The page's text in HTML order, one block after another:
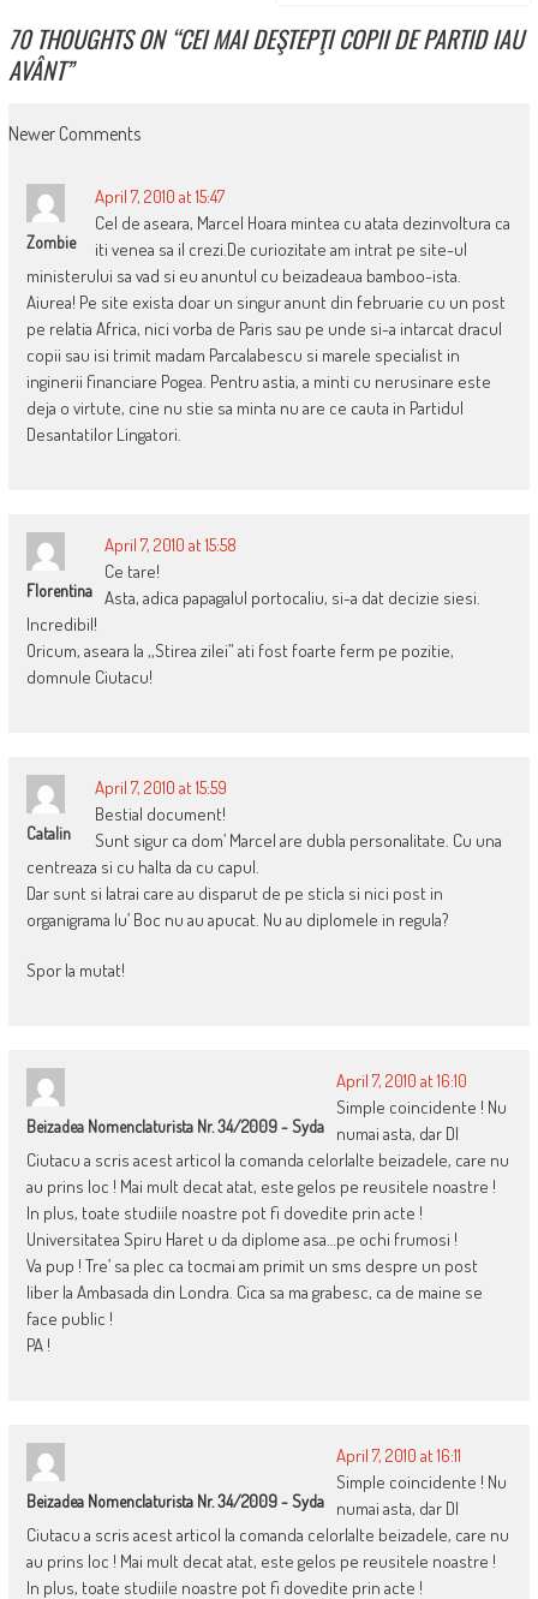
70 THOUGHTS ON “CEI MAI DEŞTEPŢI COPII DE PARTID IAU
AVÂNT”
COMMENT
NAVIGATION
Newer Comments
Zombie
April 7, 2010 at 15:47
Cel de aseara, Marcel Hoara mintea cu atata dezinvoltura ca
iti venea sa il crezi.De curiozitate am intrat pe site-ul
ministerului sa vad si eu anuntul cu beizadeaua bamboo-ista.
Aiurea! Pe site exista doar un singur anunt din februarie cu un post
pe relatia Africa, nici vorba de Paris sau pe unde si-a intarcat dracul
copii sau isi trimit madam Parcalabescu si marele specialist in
inginerii financiare Pogea. Pentru astia, a minti cu nerusinare este
deja o virtute, cine nu stie sa minta nu are ce cauta in Partidul
Desantatilor Lingatori.
Florentina
April 7, 2010 at 15:58
Ce tare!
Asta, adica papagalul portocaliu, si-a dat decizie siesi.
Incredibil!
Oricum, aseara la ,,Stirea zilei” ati fost foarte ferm pe pozitie,
domnule Ciutacu!
Catalin
April 7, 2010 at 15:59
Bestial document!
Sunt sigur ca dom’ Marcel are dubla personalitate. Cu una
centreaza si cu halta da cu capul.
Dar sunt si latrai care au disparut de pe sticla si nici post in
organigrama lu’ Boc nu au apucat. Nu au diplomele in regula?
Spor la mutat!
Beizadea Nomenclaturista Nr. 34/2009 - Syda
April 7, 2010 at 16:10
Simple coincidente ! Nu
numai asta, dar Dl
Ciutacu a scris acest articol la comanda celorlalte beizadele, care nu
au prins loc ! Mai mult decat atat, este gelos pe reusitele noastre !
In plus, toate studiile noastre pot fi dovedite prin acte !
Universitatea Spiru Haret u da diplome asa…pe ochi frumosi !
Va pup ! Tre’ sa plec ca tocmai am primit un sms despre un post
liber la Ambasada din Londra. Cica sa ma grabesc, ca de maine se
face public !
PA !
Beizadea Nomenclaturista Nr. 34/2009 - Syda
April 7, 2010 at 16:11
Simple coincidente ! Nu
numai asta, dar Dl
Ciutacu a scris acest articol la comanda celorlalte beizadele, care nu
au prins loc ! Mai mult decat atat, este gelos pe reusitele noastre !
In plus, toate studiile noastre pot fi dovedite prin acte !